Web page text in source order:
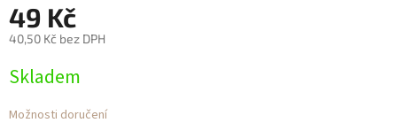
49 Kč
40,50 Kč bez DPH
cena:
Skladem
Možnosti doručení